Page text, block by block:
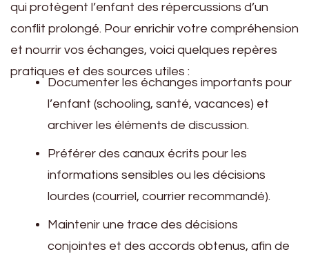
qui protègent l’enfant des répercussions d’un
conflit prolongé. Pour enrichir votre compréhension
et nourrir vos échanges, voici quelques repères
pratiques et des sources utiles :
Documenter les échanges importants pour
l’enfant (schooling, santé, vacances) et
archiver les éléments de discussion.
Préférer des canaux écrits pour les
informations sensibles ou les décisions
lourdes (courriel, courrier recommandé).
Maintenir une trace des décisions
conjointes et des accords obtenus, afin de